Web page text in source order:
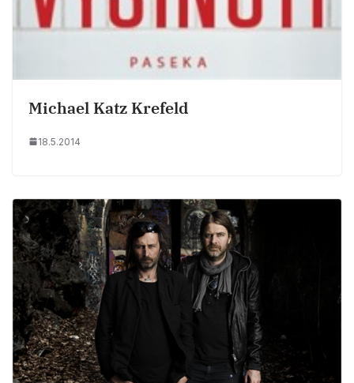
Michael Katz Krefeld
18.5.2014